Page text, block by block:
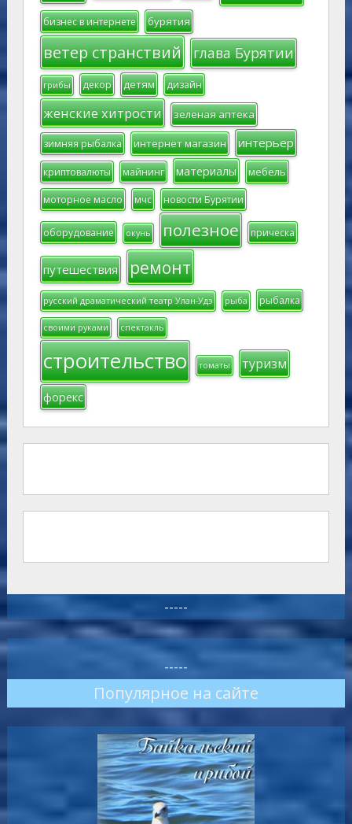
бизнес в интернете бурятия
ветер странствий глава Бурятии
грибы декор детям дизайн
женские хитрости зеленая аптека
зимняя рыбалка интернет магазин интерьер
криптовалюты майнинг материалы мебель
моторное масло мчс новости Бурятии
оборудование окунь полезное прическа
путешествия ремонт
русский драматический театр Улан-Удэ рыба рыбалка
своими руками спектакль
строительство томаты туризм
форекс
-----
-----
Популярное на сайте